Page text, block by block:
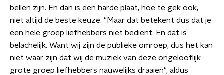
bellen zijn. En dan is een harde plaat, hoe te gek ook,
niet altijd de beste keuze. "Maar dat betekent dus dat je
een hele groep liefhebbers niet bedient. En dat is
belachelijk. Want wij zijn de publieke omroep, dus het kan
niet waar zijn dat wij de muziek van deze ongelooflijk
grote groep liefhebbers nauwelijks draaien", aldus